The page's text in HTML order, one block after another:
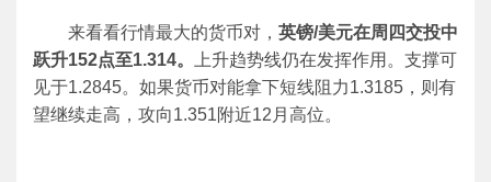
来看看行情最大的货币对， 英镑/美元在周四交投中
跃升152点至1.314。
上升趋势线仍在发挥作用。支撑可
见于1.2845。如果货币对能拿下短线阻力1.3185，则有
望继续走高，攻向1.351附近12月高位。